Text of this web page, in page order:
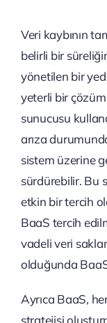
Veri kaybının
belirli bir
yönetilen bir
yeterli bir
sunucusu
arıza
sistem üzerine
sürdürebilir. Bu
etkin bir tercih
BaaS tercih
vadeli veri
olduğunda
Ayrıca BaaS,
stratejisi